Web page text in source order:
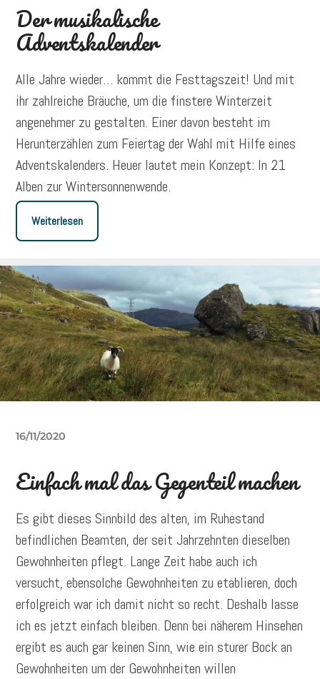
Der musikalische
Adventskalender
Alle Jahre wieder… kommt die Festtagszeit! Und mit
ihr zahlreiche Bräuche, um die finstere Winterzeit
angenehmer zu gestalten. Einer davon besteht im
Herunterzählen zum Feiertag der Wahl mit Hilfe eines
Adventskalenders. Heuer lautet mein Konzept: In 21
Alben zur Wintersonnenwende.
Weiterlesen
16/11/2020
Einfach mal das Gegenteil machen
Es gibt dieses Sinnbild des alten, im Ruhestand
befindlichen Beamten, der seit Jahrzehnten dieselben
Gewohnheiten pflegt. Lange Zeit habe auch ich
versucht, ebensolche Gewohnheiten zu etablieren, doch
erfolgreich war ich damit nicht so recht. Deshalb lasse
ich es jetzt einfach bleiben. Denn bei näherem Hinsehen
ergibt es auch gar keinen Sinn, wie ein sturer Bock an
Gewohnheiten um der Gewohnheiten willen